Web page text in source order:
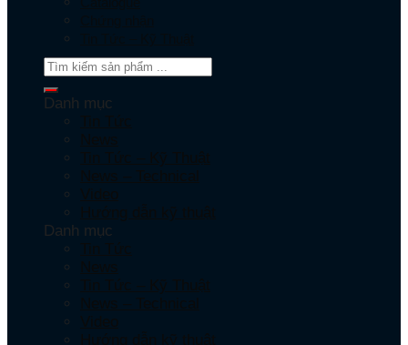
Danh mục
Danh mục